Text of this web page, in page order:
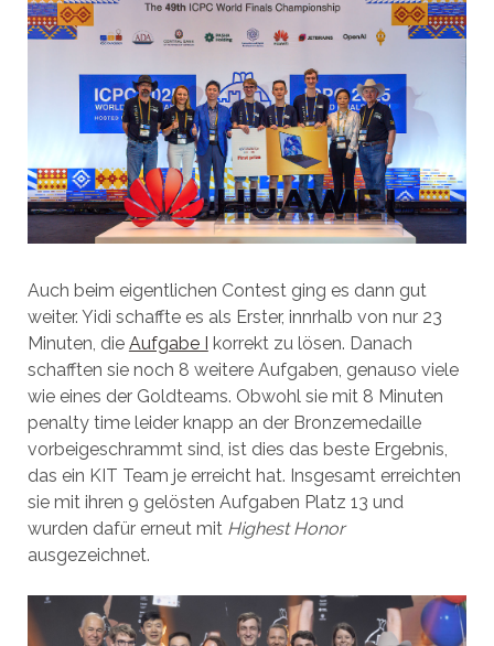
Auch beim eigentlichen Contest ging es dann gut
weiter. Yidi schaffte es als Erster, innrhalb von nur 23
Minuten, die Aufgabe I
korrekt zu lösen. Danach
schafften sie noch 8 weitere Aufgaben, genauso viele
wie eines der Goldteams. Obwohl sie mit 8 Minuten
penalty time leider knapp an der Bronzemedaille
vorbeigeschrammt sind, ist dies das beste Ergebnis,
das ein KIT Team je erreicht hat. Insgesamt erreichten
sie mit ihren 9 gelösten Aufgaben Platz 13 und
wurden dafür erneut mit Highest Honor
ausgezeichnet.